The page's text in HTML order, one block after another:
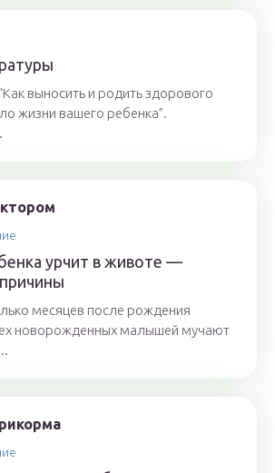
выносить и родить здорового
жизни вашего ребенка”.
урчит в животе —
месяцев после рождения
новорожденных малышей мучают